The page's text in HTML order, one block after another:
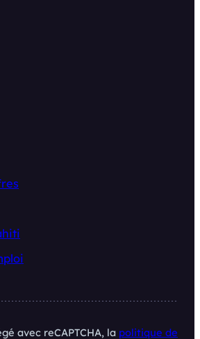
avec reCAPTCHA, la politique de